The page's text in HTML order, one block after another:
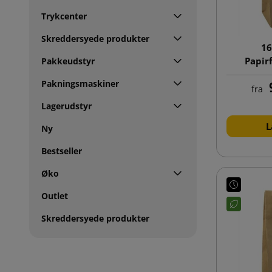
Trykcenter
Skreddersyede produkter
Pakkeudstyr
Pakningsmaskiner
Lagerudstyr
Ny
Bestseller
Øko
Outlet
Skreddersyede produkter
fra